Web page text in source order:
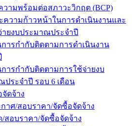
วามพร้อมต่อสภาวะวิกฤต (BCP)
ความก้าวหน้าในการดำเนินงานและ
ายงบประมาณประจำปี
การกำกับติดตามการดำเนินงาน
การกำกับติดตามการใช้จ่ายงบ
ประจำปี รอบ 6 เดือน
ดจ้าง
กาศ/สอบราคา/จัดซื้อจัดจ้าง
/สอบราคา/จัดซื้อจัดจ้าง